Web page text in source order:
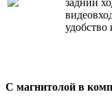
удобство
С магнитолой в